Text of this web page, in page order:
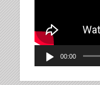
00:00